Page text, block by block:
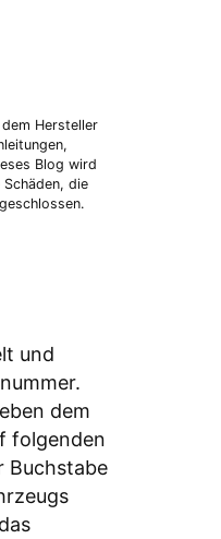
Hersteller
Blog wird
die
und
dem
folgenden
Buchstabe